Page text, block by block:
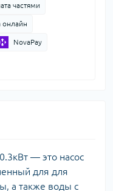
частями
онлайн
NovaPay
— это насос
для для
а также воды с